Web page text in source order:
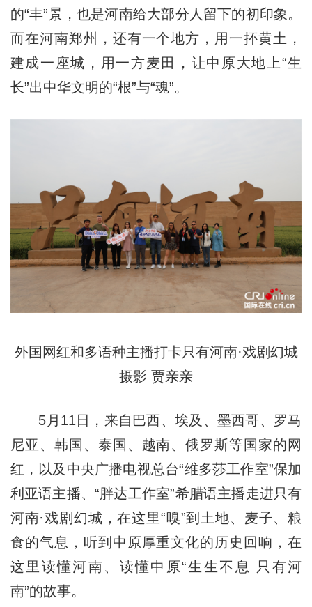
的“丰”景，也是河南给大部分人留下的初印象。
而在河南郑州，还有一个地方，用一抔黄土，
建成一座城，用一方麦田，让中原大地上“生
长”出中华文明的“根”与“魂”。
外国网红和多语种主播打卡只有河南·戏剧幻城
摄影 贾亲亲
5月11日，来自巴西、埃及、墨西哥、罗马
尼亚、韩国、泰国、越南、俄罗斯等国家的网
红，以及中央广播电视总台“维多莎工作室”保加
利亚语主播、“胖达工作室”希腊语主播走进只有
河南·戏剧幻城，在这里“嗅”到土地、麦子、粮
食的气息，听到中原厚重文化的历史回响，在
这里读懂河南、读懂中原“生生不息 只有河
南”的故事。